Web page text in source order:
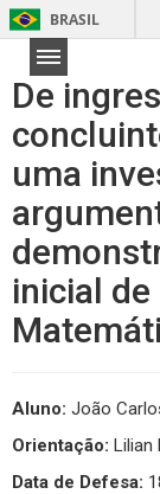
BRASIL
De
uma
inicial
Aluno: João
Orientação: Lilian
Data de Defesa: